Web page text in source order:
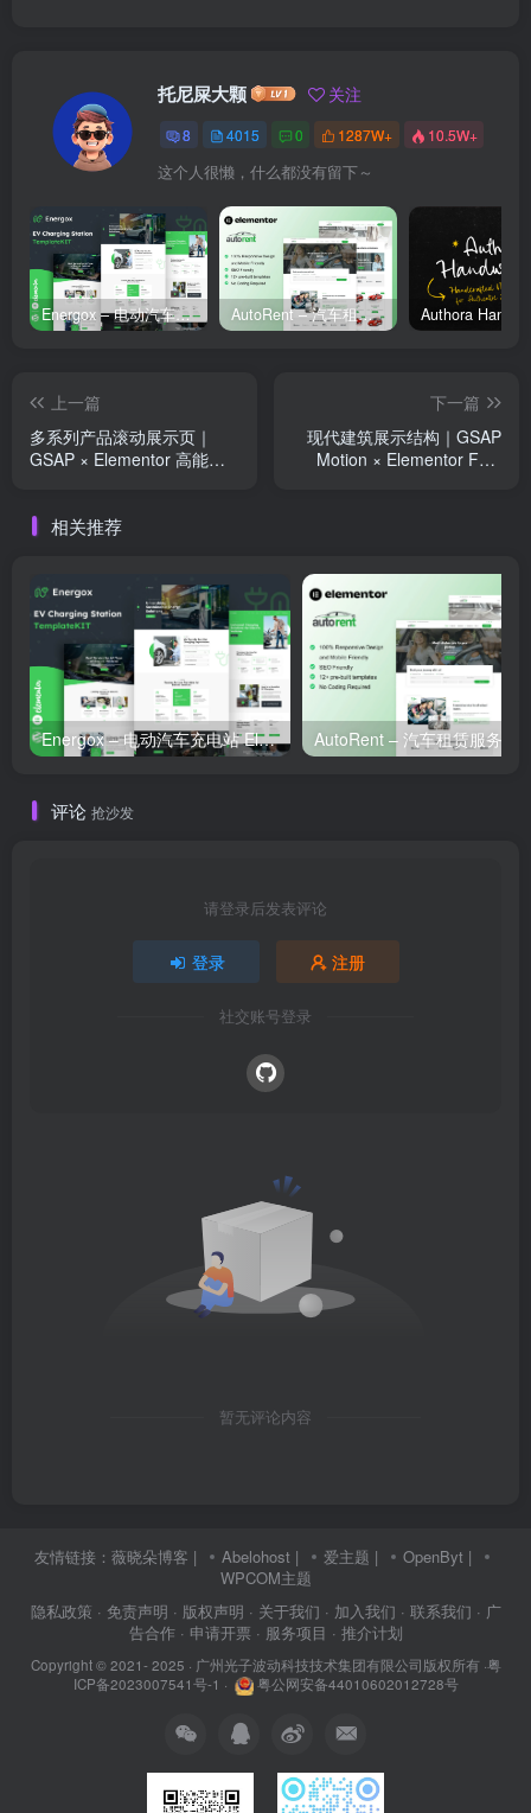
托尼屎大颗 关注
8 4015 0 1287W+ 10.5W+
这个人很懒，什么都没有留下～
Energox – 电动汽车充电站 Elementor 模板套件 AutoRent – 汽车租赁服务 Elementor 模板套件
上一篇
多系列产品滚动展示页｜
GSAP × Elementor 高能视
下一篇
现代建筑展示结构｜GSAP
Motion × Elementor Full-
相关推荐
Energox – 电动汽车充电站 Elementor 模板套件
评论 抢沙发
请登录后发表评论
登录 注册
社交账号登录
暂无评论内容
友情链接： 薇晓朵博客 | Abelohost | 爱主题 | OpenByt |
WPCOM主题
隐私政策 · 免责声明 · 版权声明 · 关于我们 · 加入我们 · 联系我们 · 广
告合作 · 申请开票 · 服务项目 · 推介计划
Copyright © 2021- 2025 · 广州光子波动科技技术集团有限公司版权所有·粤
ICP备2023007541号-1 · 粤公网安备44010602012728号